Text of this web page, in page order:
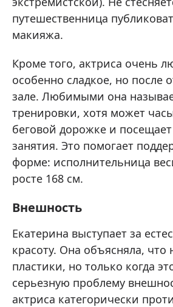
путешественница
макияжа.
Кроме того, актриса очень
особенно сладкое, но после
зале. Любимыми она
тренировки, хотя может
беговой дорожке и
занятия. Это помогает
форме: исполнительница
росте 168 см.
Внешность
Екатерина выступает за
красоту. Она объясняла, что
пластики, но только когда
серьезную проблему
актриса категорически